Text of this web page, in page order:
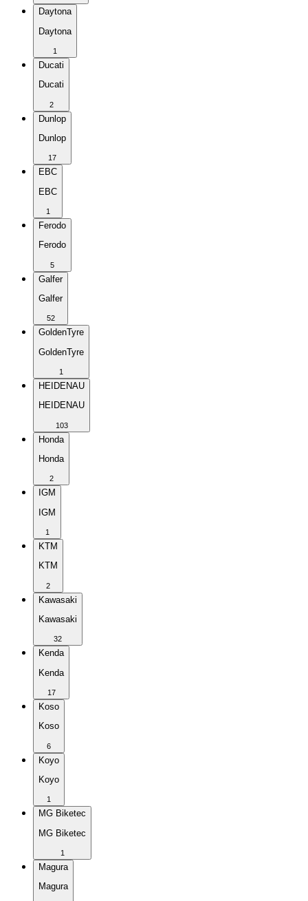
Daytona
Daytona
1
Ducati
Ducati
2
Dunlop
Dunlop
17
EBC
EBC
1
Ferodo
Ferodo
5
Galfer
Galfer
52
GoldenTyre
GoldenTyre
1
HEIDENAU
HEIDENAU
103
Honda
Honda
2
IGM
IGM
1
KTM
KTM
2
Kawasaki
Kawasaki
32
Kenda
Kenda
17
Koso
Koso
6
Koyo
Koyo
1
MG Biketec
MG Biketec
1
Magura
Magura